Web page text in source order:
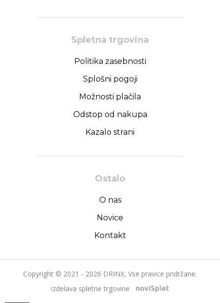
Spletna trgovina
Politika zasebnosti
Splošni pogoji
Možnosti plačila
Odstop od nakupa
Kazalo strani
Ostalo
O nas
Novice
Kontakt
Copyright © 2021 - 2026 DRINX, Vse pravice pridržane.
izdelava spletne trgovine